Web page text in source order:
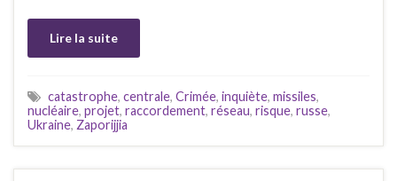
Lire la suite
catastrophe, centrale, Crimée, inquiète, missiles,
nucléaire, projet, raccordement, réseau, risque, russe,
Ukraine, Zaporijjia